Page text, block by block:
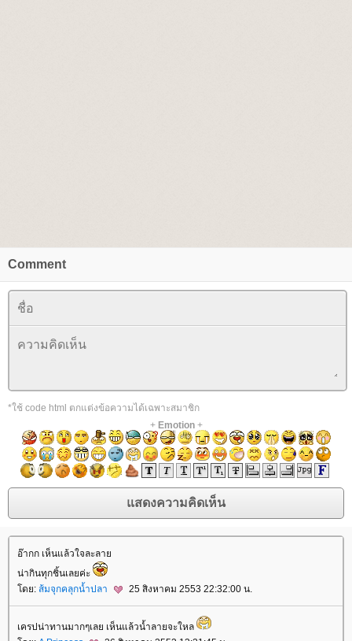
Comment
*ใช้ code html ตกแต่งข้อความได้เฉพาะสมาชิก
+ Emotion+
อ๊ากก เห็นแล้วใจละลา
น่ากินทุกชิ้นเลยค่ะ
ดย: ส้มจุกคลุกน้ำปลา 25 สิงหาคม 2553 22:32:00 น.
เครปน่าทานมากๆเลย เห็นแล้วน้ำลายจะใหล